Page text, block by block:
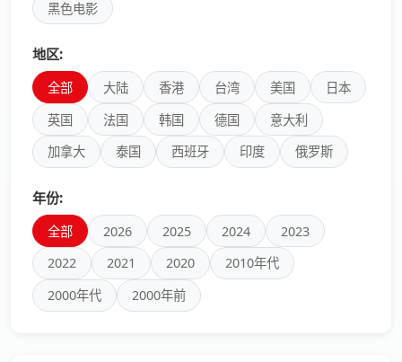
黑色电影
地区:
全部 大陆 香港 台湾 美国
日本
英国
法国 韩国 德国
意大利
加拿大
泰国 西班牙 印度 俄罗斯
年份:
全部 2026 2025 2024
2023
2022
2021 2020
2010年代
2000年代
2000年前